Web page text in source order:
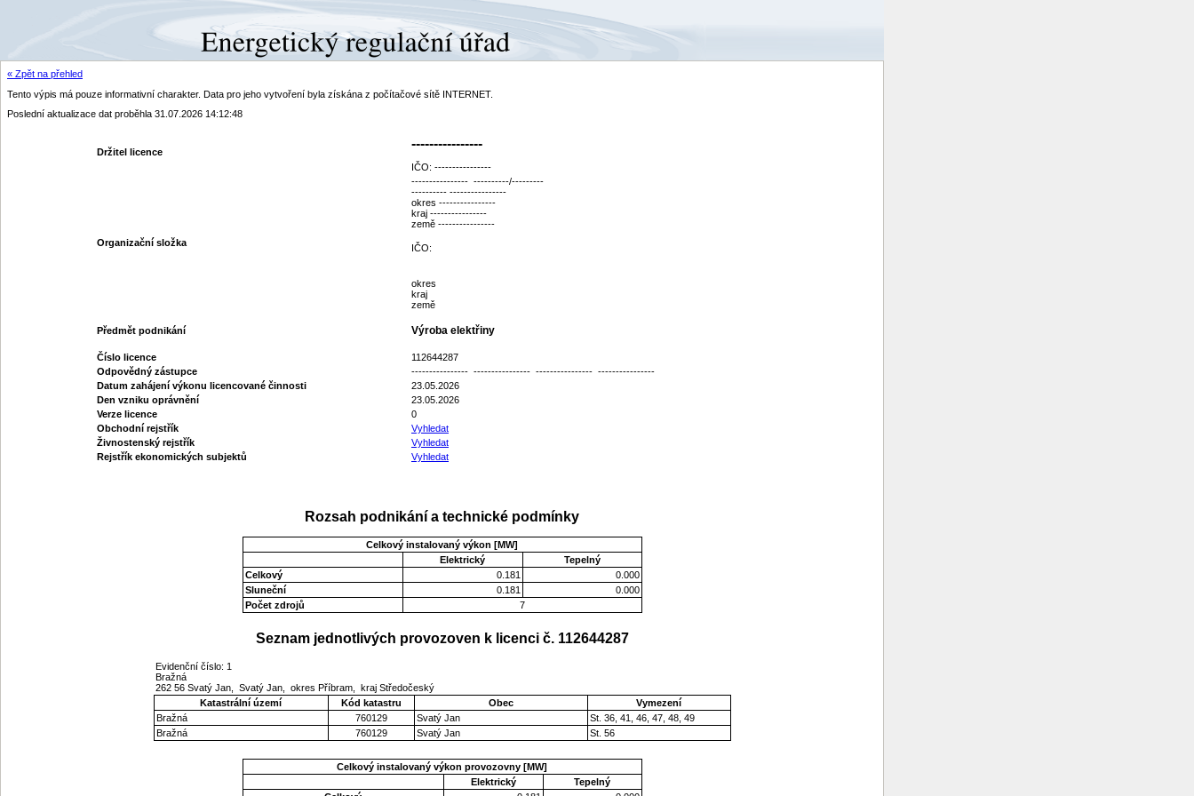
« Zpět na přehled
Tento výpis má pouze informativní charakter. Data pro jeho vytvoření byla získána z počítačové sítě INTERNET.
Poslední aktualizace dat proběhla 31.07.2026 14:12:48
Držitel licence
----------------
IČO: ----------------
---------------- ----------/---------
---------- ----------------
okres ----------------
kraj ----------------
země ----------------
Organizační složka
IČO:
okres
kraj
země
Předmět podnikání Výroba elektřiny
Číslo licence
112644287
Odpovědný zástupce
---------------- ---------------- ---------------- ----------------
Datum zahájení výkonu licencované činnosti
23.05.2026
Den vzniku oprávnění
23.05.2026
Verze licence
0
Obchodní rejstřík
Vyhledat
Živnostenský rejstřík
Vyhledat
Rejstřík ekonomických subjektů
Vyhledat
Rozsah podnikání a technické podmínky
Celkový instalovaný výkon [MW]
Elektrický
Tepelný
Celkový
0.181
0.000
Sluneční
0.181
0.000
Počet zdrojů
7
Seznam jednotlivých provozoven k licenci č. 112644287
Evidenční číslo: 1
Bražná
262 56 Svatý Jan, Svatý Jan, okres Příbram, kraj Středočeský
Katastrální území
Kód katastru Obec
Vymezení
Bražná
760129 Svatý Jan
St. 36, 41, 46, 47, 48, 49
Bražná
760129 Svatý Jan St. 56
Celkový instalovaný výkon provozovny [MW]
Elektrický
Tepelný